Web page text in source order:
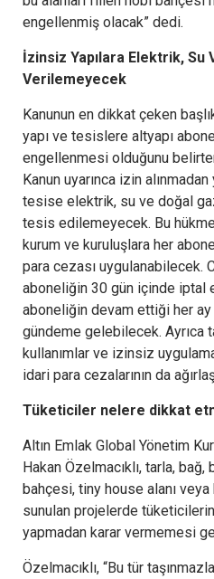
engellenmiş olacak” dedi.
İzinsiz Yapılara Elektrik, Su
Verilemeyecek
Kanunun en dikkat çeken
yapı ve tesislere altyapı
engellenmesi olduğunu
Kanun uyarınca izin
tesise elektrik, su ve doğal
tesis edilemeyecek. Bu hükme
kurum ve kuruluşlara her
para cezası uygulanabilecek.
aboneliğin 30 gün içinde iptal
aboneliğin devam ettiği her
gündeme gelebilecek. Ayrıca
kullanımlar ve izinsiz
idari para cezalarının da
Tüketiciler nelere dikkat
Altın Emlak Global Yönetim
Hakan Özelmacıklı, tarla,
bahçesi, tiny house alanı
sunulan projelerde
yapmadan karar vermemesi
Özelmacıklı, “Bu tür